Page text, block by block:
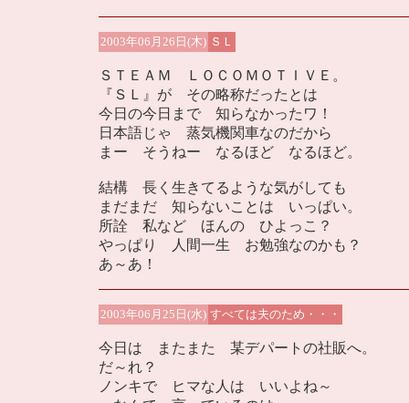
2003年06月26日(木) ＳＬ
ＳＴＥＡＭ ＬＯＣＯＭＯＴＩＶＥ。
『ＳＬ』が その略称だったとは
今日の今日まで 知らなかったワ！
日本語じゃ 蒸気機関車なのだから
まー そうねー なるほど なるほど。
結構 長く生きてるような気がしても
まだまだ 知らないことは いっぱい。
所詮 私など ほんの ひよっこ？
やっぱり 人間一生 お勉強なのかも？
あ～あ！
2003年06月25日(水) すべては夫のため・・・
今日は またまた 某デパートの社販へ。
だ～れ？
ノンキで ヒマな人は いいよね～